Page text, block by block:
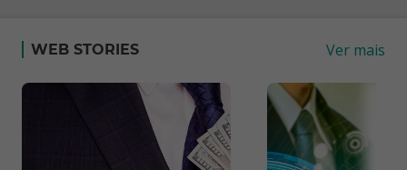
WEB STORIES Ver mais